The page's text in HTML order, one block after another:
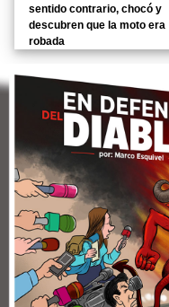
sentido contrario, chocó y
descubren que la moto era
robada